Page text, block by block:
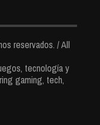
reservados. / All
tecnología y
gaming, tech,